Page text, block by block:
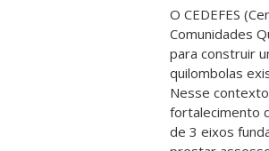
O CEDEFES
Comunidades
para construir
quilombolas
Nesse
fortalecimento
de 3 eixos